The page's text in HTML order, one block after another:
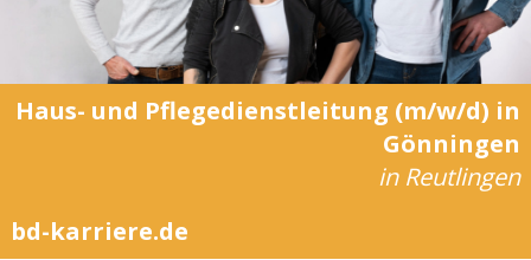
bd-karriere.de
Haus- und Pflegedienstleitung (m/w/d) in
Gönningen
in Reutlingen